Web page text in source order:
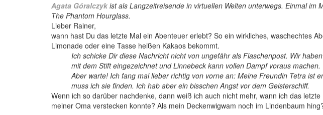
Agata Góralczyk ist als Langzeitreisende in virtuellen Welten unterwegs. Einmal
The Phantom Hourglass.
Lieber Rainer,
wann hast Du das letzte Mal ein Abenteuer erlebt? So ein wirkliches, waschechtes
Limonade oder eine Tasse heißen Kakaos bekommt.
Ich schicke Dir diese Nachricht nicht von ungefähr als Flaschenpost. Wir
mit dem Stift eingezeichnet und Linnebeck kann vollen Dampf voraus machen.
Aber warte! Ich fang mal lieber richtig von vorne an: Meine Freundin Tetra ist
muss ich sie finden. Ich hab aber ein bisschen Angst vor dem Geisterschiff.
Wenn ich so darüber nachdenke, dann weiß ich auch nicht mehr, wann ich das
meiner Oma verstecken konnte? Als mein Deckenwigwam noch im Lindenbaum